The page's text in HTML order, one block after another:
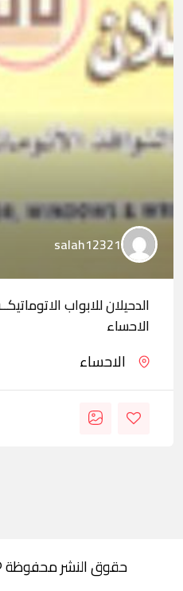
salah12321
الدحيلان للابواب
الاحساء
الاحساء
حقوق النشر محفوظة ©